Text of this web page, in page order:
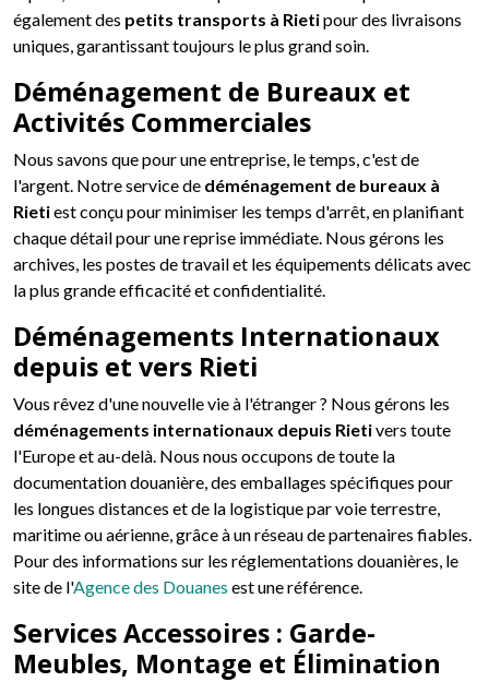
également des petits transports à Rietipour des livraisons
uniques, garantissant toujours le plus grand soin.
Déménagement de Bureaux et
Activités Commerciales
Nous savons que pour une entreprise, le temps, c'est de
l'argent. Notre service de déménagement de bureaux à
Rietiest conçu pour minimiser les temps d'arrêt, en planifiant
chaque détail pour une reprise immédiate. Nous gérons les
archives, les postes de travail et les équipements délicats avec
la plus grande efficacité et confidentialité.
Déménagements Internationaux
depuis et vers Rieti
Vous rêvez d'une nouvelle vie à l'étranger ? Nous gérons les
déménagements internationaux depuis Rietivers toute
l'Europe et au-delà. Nous nous occupons de toute la
documentation douanière, des emballages spécifiques pour
les longues distances et de la logistique par voie terrestre,
maritime ou aérienne, grâce à un réseau de partenaires fiables.
Pour des informations sur les réglementations douanières, le
site de l'Agence des Douanes est une référence.
Services Accessoires : Garde-
Meubles, Montage et Élimination